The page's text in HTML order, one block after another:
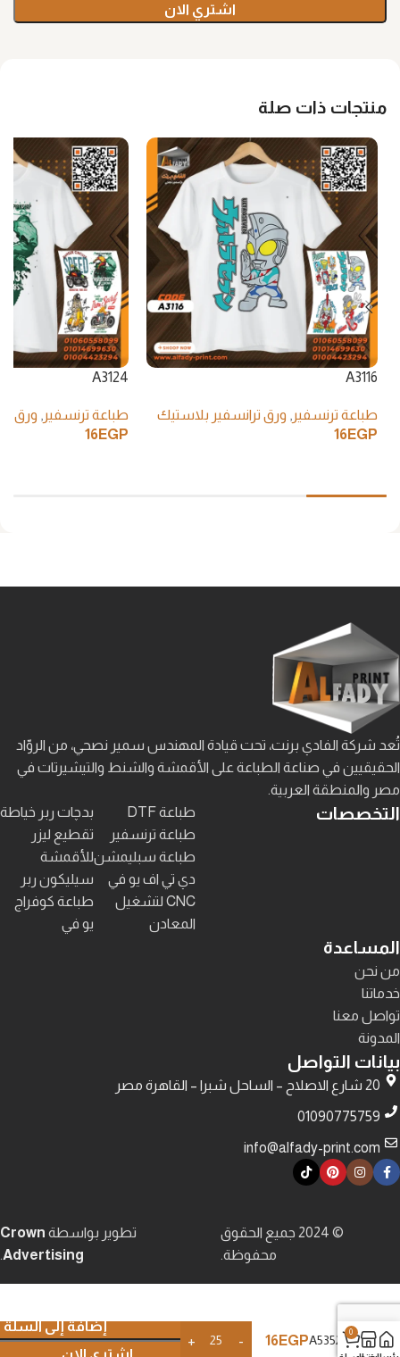
اشتري الان
منتجات ذات صلة
A3116
طباعة ترنسفير ورق ترانسفير بلاستيك
16EGP
A3124
طباعة ترنسفير ورق
16EGP
تُعد شركة الفادي برنت، تحت قيادة المهندس سمير نصحي، من الروّاد
الحقيقيين في صناعة الطباعة على الأقمشة والشنط والتيشيرتات في
مصر والمنطقة العربية.
التخصصات
طباعة DTF
طباعة ترنسفير
طباعة سبليمشن
دي تي اف يو في
CNC لتشغيل
المعادن
بدچات ربر خياطة
تقطيع ليزر
للأقمشة
سيليكون ربر
طباعة كوفراج
يو في
المساعدة
من نحن
خدماتنا
تواصل معنا
المدونة
بيانات التواصل
20 شارع الاصلاح – الساحل شبرا – القاهرة مصر
01090775759
info@alfady-print.com
© 2024 جميع الحقوق
محفوظة.
تطوير بواسطة Crown
Advertising
.
A5352
16EGP
إضافة إلى السلة
اشتري الان
0